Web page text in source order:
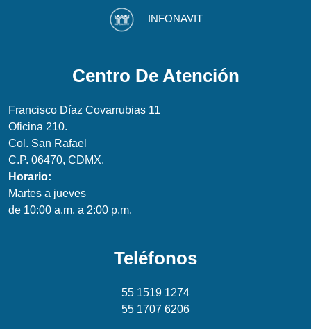
INFONAVIT
Centro De Atención
Francisco Díaz Covarrubias 11
Oficina 210.
Col. San Rafael
C.P. 06470, CDMX.
Horario:
Martes a jueves
de 10:00 a.m. a 2:00 p.m.
Teléfonos
55 1519 1274
55 1707 6206